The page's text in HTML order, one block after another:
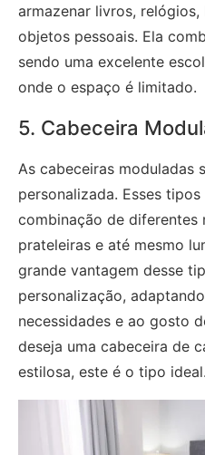
armazenar livros,
objetos pessoais. Ela
sendo uma excelente
onde o espaço é limitado.
5. Cabeceira
As cabeceiras moduladas
personalizada. Esses
combinação de diferentes
prateleiras e até mesmo
grande vantagem desse
personalização,
necessidades e ao gosto
deseja uma cabeceira de
estilosa, este é o tipo ideal.